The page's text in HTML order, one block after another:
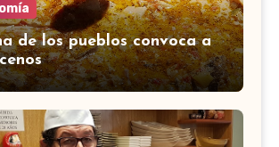
de los pueblos convoca a